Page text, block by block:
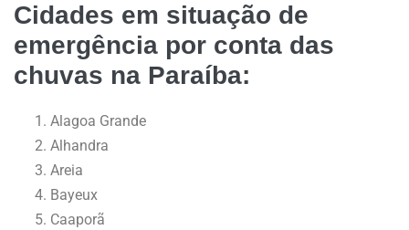
Cidades em situação de
emergência por conta das
chuvas na Paraíba:
Alagoa Grande
Alhandra
Areia
Bayeux
Caaporã